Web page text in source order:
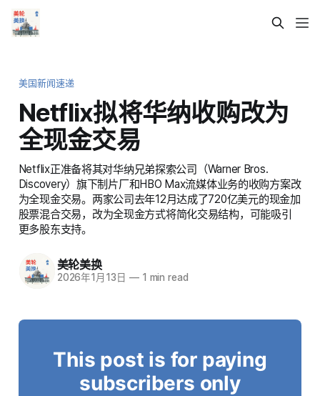
美国新闻速递
Netflix拟将华纳收购改为
全现金交易
Netflix正准备将其对华纳兄弟探索公司（Warner Bros.
Discovery）旗下制片厂和HBO Max流媒体业务的收购方案改
为全现金交易。两家公司去年12月达成了720亿美元的现金加
股票混合交易，改为全现金方式将简化交易结构，可能吸引
更多股东支持。
美轮美换
2026年1月13日 —1 min read
This post is for paying
subscribers only